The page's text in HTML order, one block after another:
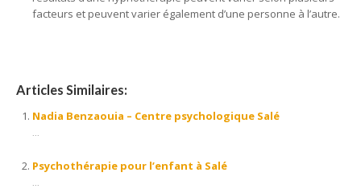
facteurs et peuvent varier également d’une personne à l’autre.
Articles Similaires:
Nadia Benzaouia – Centre psychologique Salé
...
Psychothérapie pour l’enfant à Salé
...